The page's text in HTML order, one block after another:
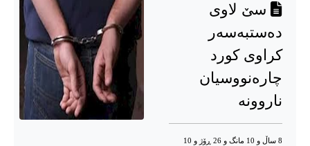
سێ لاوی
دەستبەسەر
کراوی کورد
چارەنووسیان
ناروونە
8 ساڵ و 10 مانگ و 26 ڕۆژ و 10